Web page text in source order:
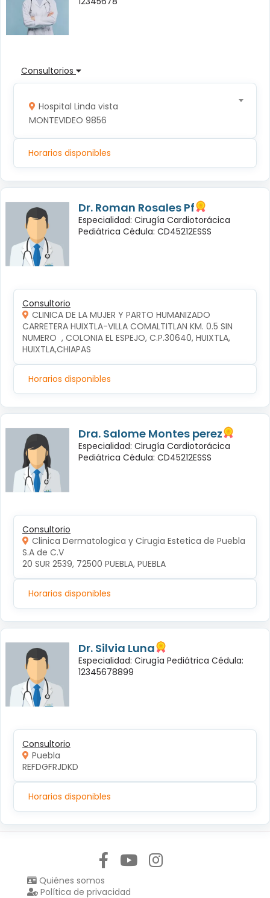
Consultorios
Hospital Linda vista
MONTEVIDEO 9856
Horarios disponibles
Dr. Roman Rosales Pf
Especialidad: Cirugía Cardiotorácica
Pediátrica Cédula: CD45212ESSS
Consultorio
CLINICA DE LA MUJER Y PARTO HUMANIZADO
CARRETERA HUIXTLA-VILLA COMALTITLAN KM. 0.5 SIN
NUMERO  , COLONIA EL ESPEJO, C.P.30640, HUIXTLA,
HUIXTLA,CHIAPAS
Horarios disponibles
Dra. Salome Montes perez
Especialidad: Cirugía Cardiotorácica
Pediátrica Cédula: CD45212ESSS
Consultorio
Clinica Dermatologica y Cirugia Estetica de Puebla
S.A de C.V
20 SUR 2539, 72500 PUEBLA, PUEBLA
Horarios disponibles
Dr. Silvia Luna
Especialidad: Cirugía Pediátrica Cédula:
12345678899
Consultorio
Puebla
REFDGFRJDKD
Horarios disponibles
Quiénes somos
Política de privacidad